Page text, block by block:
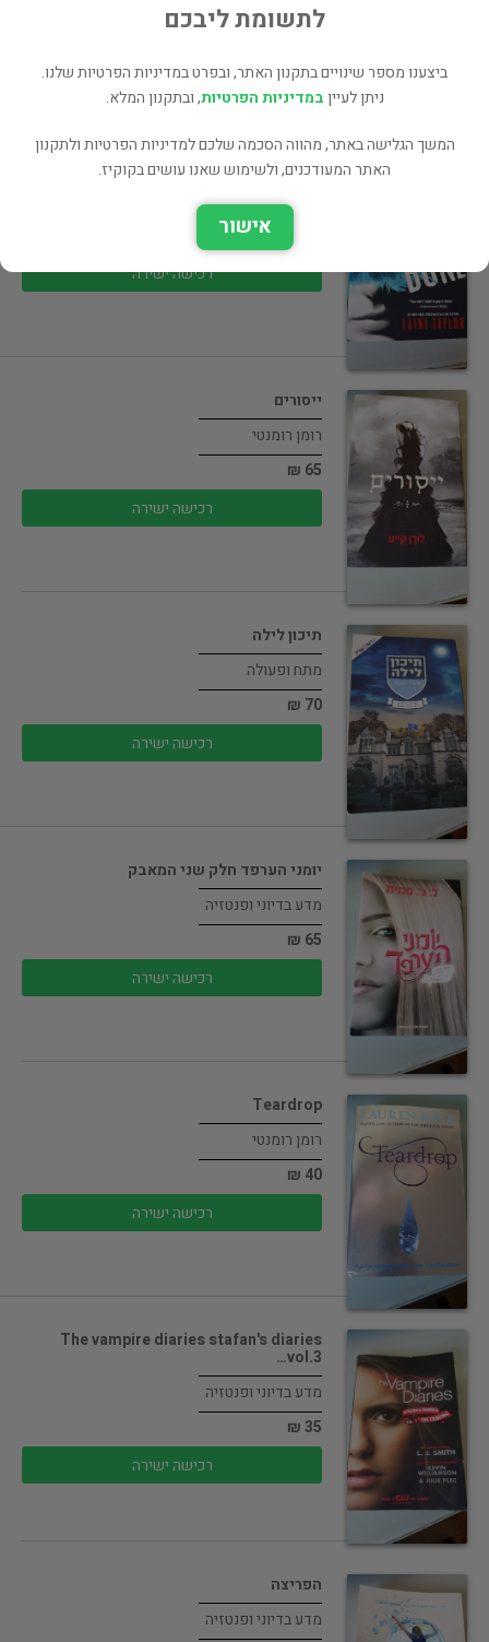
Daughter of smoke and bone
מדע בדיוני ופנטזיה
רכישה ישירה
ייסורים
רומן רומנטי
65 ₪
רכישה ישירה
תיכון לילה
מתח ופעולה
70 ₪
רכישה ישירה
יומני הערפד חלק שני המאבק
מדע בדיוני ופנטזיה
65 ₪
רכישה ישירה
Teardrop
רומן רומנטי
40 ₪
רכישה ישירה
The vampire diaries stafan's diaries
vol.3…
מדע בדיוני ופנטזיה
35 ₪
רכישה ישירה
הפריצה
מדע בדיוני ופנטזיה
לתשומת ליבכם
ביצענו מספר שינויים בתקנון האתר, ובפרט במדיניות הפרטיות שלנו.
ניתן לעייןבמדיניות הפרטיות, ובתקנון המלא.
המשך הגלישה באתר, מהווה הסכמה שלכם למדיניות הפרטיות ולתקנון
האתר המעודכנים, ולשימוש שאנו עושים בקוקיז.
אישור